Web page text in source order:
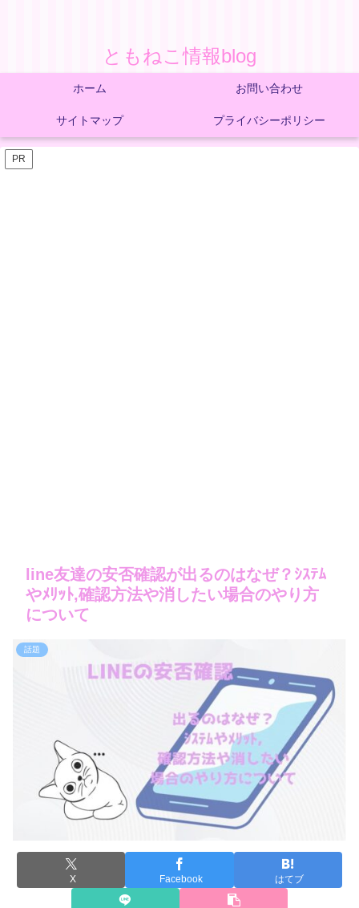
ともねこ情報blog
ホーム お問い合わせ
サイトマップ プライバシーポリシー
PR
line友達の安否確認が出るのはなぜ？ｼｽﾃﾑ
やﾒﾘｯﾄ,確認方法や消したい場合のやり方
について
話題
X Facebook はてブ